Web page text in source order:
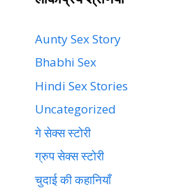
Aunty Sex Story
Bhabhi Sex
Hindi Sex Stories
Uncategorized
गे सेक्स स्टोरी
ग्रुप सेक्स स्टोरी
चुदाई की कहानियाँ